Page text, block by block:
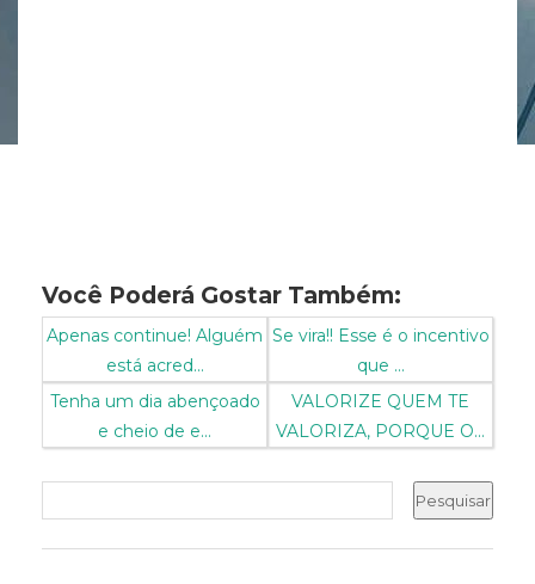
Você Poderá Gostar Também:
Apenas continue! Alguém
está acred...
Se vira!! Esse é o incentivo
que ...
Tenha um dia abençoado
e cheio de e...
VALORIZE QUEM TE
VALORIZA, PORQUE O...